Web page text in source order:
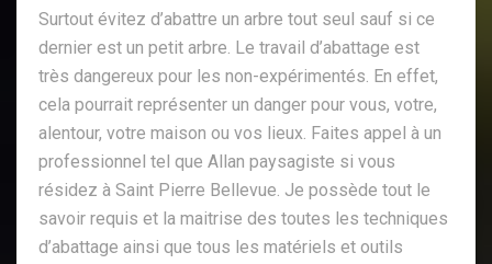
Surtout évitez d’abattre un arbre tout seul sauf si ce
dernier est un petit arbre. Le travail d’abattage est
très dangereux pour les non-expérimentés. En effet,
cela pourrait représenter un danger pour vous, votre,
alentour, votre maison ou vos lieux. Faites appel à un
professionnel tel que Allan paysagiste si vous
résidez à Saint Pierre Bellevue. Je possède tout le
savoir requis et la maitrise des toutes les techniques
d’abattage ainsi que tous les matériels et outils